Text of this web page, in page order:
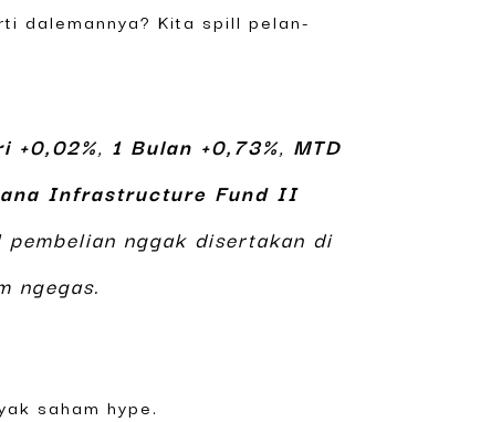
dalemannya? Kita spill pelan-
+0,02%, 1 Bulan +0,73%, MTD
Infrastructure Fund II
nggak disertakan di
ngegas.
saham hype.